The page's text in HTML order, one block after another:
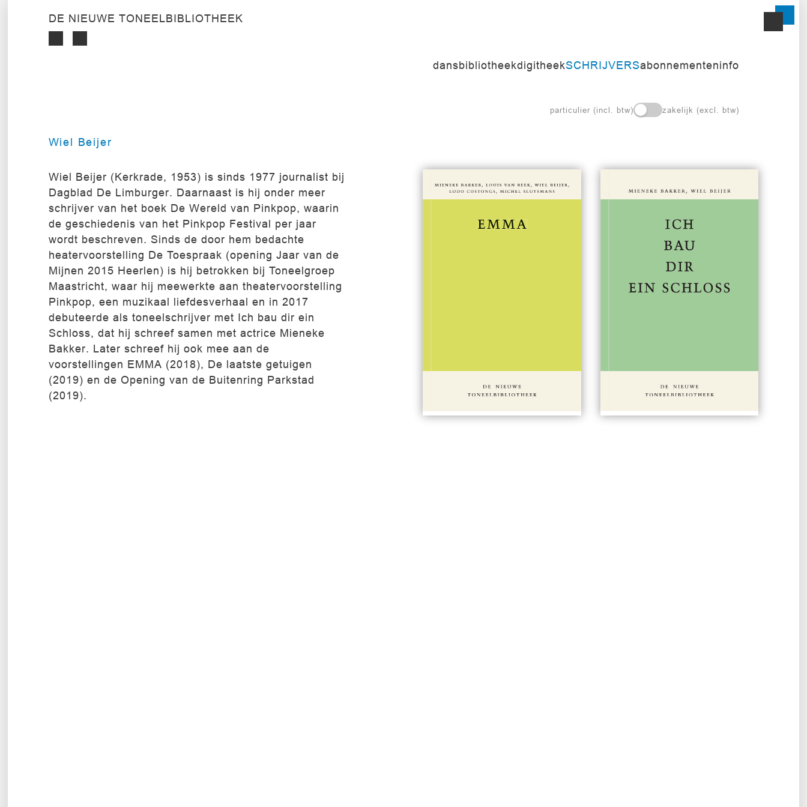
DE NIEUWE TONEELBIBLIOTHEEK
dansbibliotheekdigitheekSCHRIJVERSabonnementeninfo
particulier (incl. btw) zakelijk (excl. btw)
Wiel Beijer
Wiel Beijer (Kerkrade, 1953) is sinds 1977 journalist bij
Dagblad De Limburger. Daarnaast is hij onder meer
schrijver van het boek De Wereld van Pinkpop, waarin
de geschiedenis van het Pinkpop Festival per jaar
wordt beschreven. Sinds de door hem bedachte
heatervoorstelling De Toespraak (opening Jaar van de
Mijnen 2015 Heerlen) is hij betrokken bij Toneelgroep
Maastricht, waar hij meewerkte aan theatervoorstelling
Pinkpop, een muzikaal liefdesverhaal en in 2017
debuteerde als toneelschrijver met Ich bau dir ein
Schloss, dat hij schreef samen met actrice Mieneke
Bakker. Later schreef hij ook mee aan de
voorstellingen EMMA (2018), De laatste getuigen
(2019) en de Opening van de Buitenring Parkstad
(2019).
#458 #412